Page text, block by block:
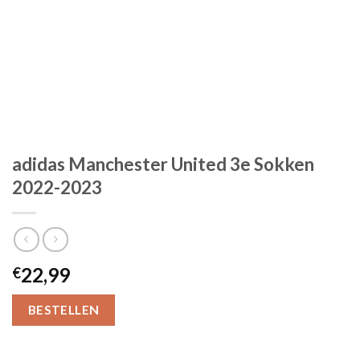
adidas Manchester United 3e Sokken
2022-2023
€22,99
BESTELLEN